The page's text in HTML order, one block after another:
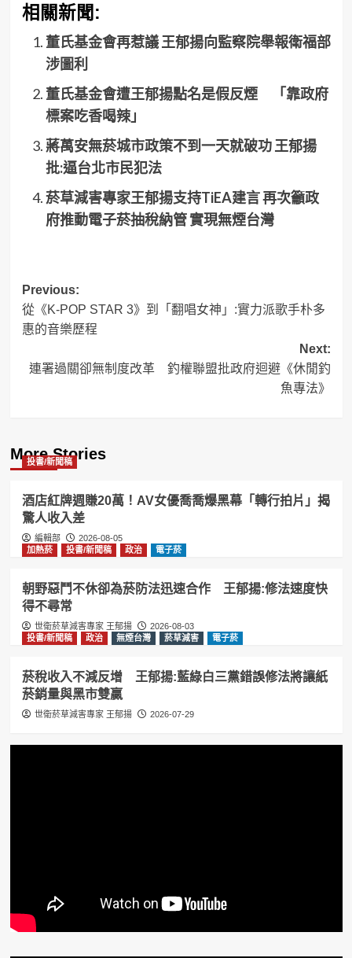
相關新聞:
董氏基金會再惹議 王郁揚向監察院舉報衛福部
涉圖利
董氏基金會遭王郁揚點名是假反煙 「靠政府
標案吃香喝辣」
蔣萬安無菸城市政策不到一天就破功 王郁揚
批:逼台北市民犯法
菸草減害專家王郁揚支持TiEA建言 再次籲政
府推動電子菸抽稅納管 實現無煙台灣
Post
navigation
Previous:
從《K-POP STAR 3》到「翻唱女神」:實力派歌手朴多
惠的音樂歷程
Next:
連署過關卻無制度改革 釣權聯盟批政府迴避《休閒釣
魚專法》
More Stories
投書/新聞稿
酒店紅牌週賺20萬！AV女優喬喬爆黑幕「轉行拍片」揭
驚人收入差
編輯部
2026-08-05
加熱菸
投書/新聞稿 政治 電子菸
朝野惡鬥不休卻為菸防法迅速合作 王郁揚:修法速度快
得不尋常
世衛菸草減害專家 王郁揚
2026-08-03
投書/新聞稿
政治 無煙台灣 菸草減害 電子菸
菸稅收入不減反增 王郁揚:藍綠白三黨錯誤修法將讓紙
菸銷量與黑市雙贏
世衛菸草減害專家 王郁揚 2026-07-29